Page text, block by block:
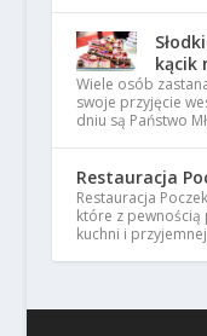
kącik
Wiele osób
swoje przyjęcie
dniu są Państwo
Restauracja
Restauracja
które z pewnością
kuchni i